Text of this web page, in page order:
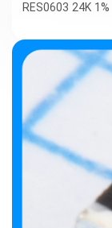
RES0603 24K 1%